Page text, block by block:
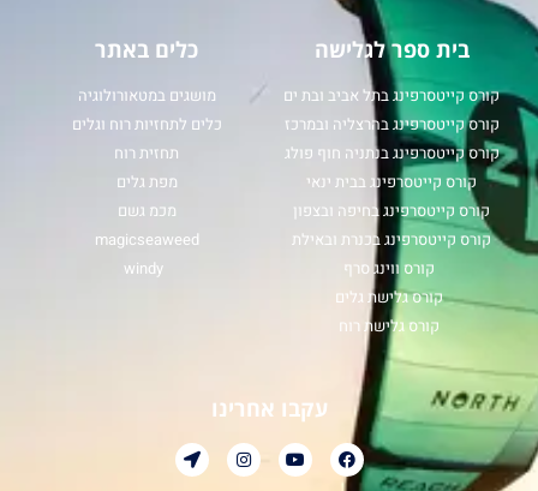
בית ספר לגלישה
קורס קייטסרפינג בתל אביב ובת ים
קורס קייטסרפינג בהרצליה ובמרכז
קורס קייטסרפינג בנתניה חוף פולג
קורס קייטסרפינג בבית ינאי
קורס קייטסרפינג בחיפה ובצפון
קורס קייטסרפינג בכנרת ובאילת
קורס ווינג סרף
קורס גלישת גלים
קורס גלישת רוח
כלים באתר
מושגים במטאורולוגיה
כלים לתחזיות רוח וגלים
תחזית רוח
מפת גלים
מכמ גשם
magicseaweed
windy
עקבו אחרינו